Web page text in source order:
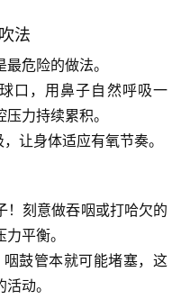
法
危险的做法。
口，用鼻子自然呼吸一
力持续累积。
让身体适应有氧节奏。
！刻意做吞咽或打哈欠的
平衡。
鼓管本就可能堵塞，这
动。